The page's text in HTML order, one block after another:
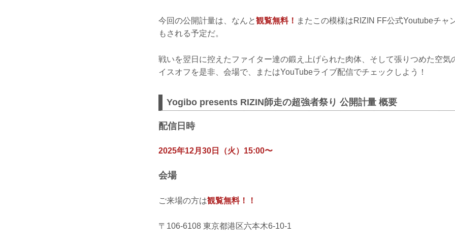
今回の公開計量は、なんと観覧無料！ またこの模様はRIZIN FF公式Youtubeチャ
もされる予定だ。
戦いを翌日に控えたファイター達の鍛え上げられた肉体、そして張りつめた空気
イスオフを是非、会場で、またはYouTubeライブ配信でチェックしよう！
Yogibo presents RIZIN師走の超強者祭り 公開計量 概要
配信日時
2025年12月30日（火）15:00〜
会場
ご来場の方は観覧無料！！
〒106-6108 東京都港区六本木6-10-1